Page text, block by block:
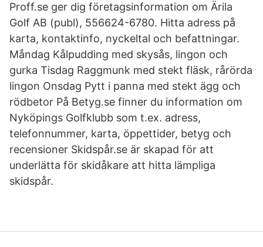
Proff.se ger dig företagsinformation om Ärila
Golf AB (publ), 556624-6780. Hitta adress på
karta, kontaktinfo, nyckeltal och befattningar.
Måndag Kålpudding med skysås, lingon och
gurka Tisdag Raggmunk med stekt fläsk, rårörda
lingon Onsdag Pytt i panna med stekt ägg och
rödbetor På Betyg.se finner du information om
Nyköpings Golfklubb som t.ex. adress,
telefonnummer, karta, öppettider, betyg och
recensioner Skidspår.se är skapad för att
underlätta för skidåkare att hitta lämpliga
skidspår.